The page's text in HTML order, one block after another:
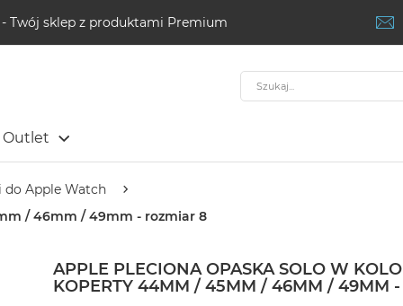
Twój sklep z produktami Premium
Outlet
Szukaj
do Apple Watch
/ 46mm / 49mm - rozmiar 8
APPLE PLECIONA OPASKA SOLO W
KOPERTY 44MM / 45MM / 46MM / 49MM -